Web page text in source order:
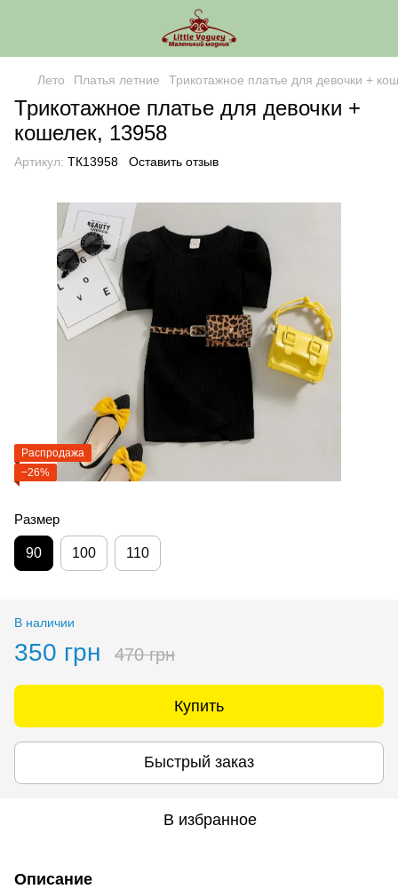
Лето Платья летние Трикотажное платье для девочки +
Трикотажное платье для девочки +
кошелек, 13958
Артикул: ТК13958 Оставить отзыв
Распродажа
−26%
Размер
90 100 110
В наличии
350 грн 470 грн
Купить
Быстрый заказ
В избранное
Описание